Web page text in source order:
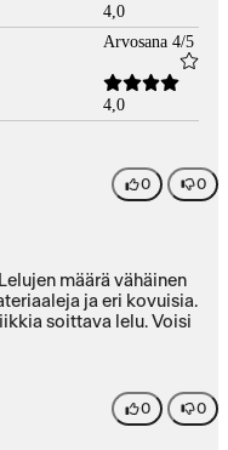
4,0
Arvosana 4/5
4,0
0 0
määrä vähäinen
ja eri kovuisia.
soittava lelu. Voisi
0 0